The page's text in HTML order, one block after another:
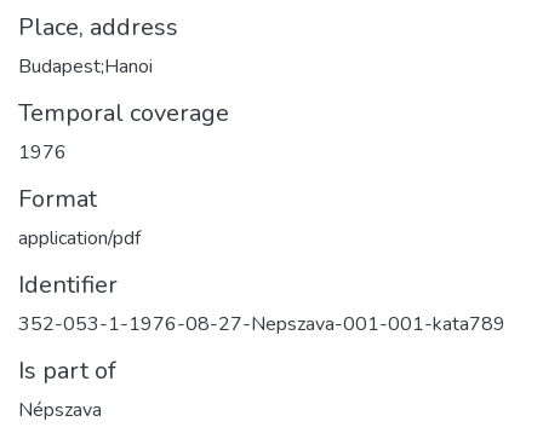
Place, address
Budapest;Hanoi
Temporal coverage
1976
Format
application/pdf
Identifier
352-053-1-1976-08-27-Nepszava-001-001-kata789
Is part of
Népszava